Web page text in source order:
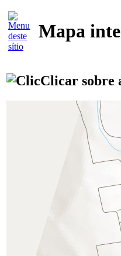
Mapa
Clicar sobre